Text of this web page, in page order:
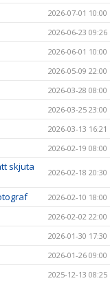
2026-07-01 10:00
2026-06-23 09:26
2026-06-01 10:00
2026-05-09 22:00
2026-03-28 08:00
2026-03-25 23:00
2026-03-13 16:21
2026-02-19 08:00
skjuta
2026-02-18 20:30
2026-02-10 18:00
2026-02-02 22:00
2026-01-30 17:30
2026-01-26 09:00
2025-12-13 08:25